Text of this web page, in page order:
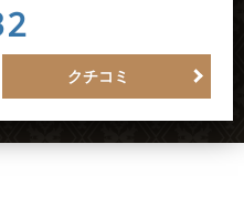
クチコミ